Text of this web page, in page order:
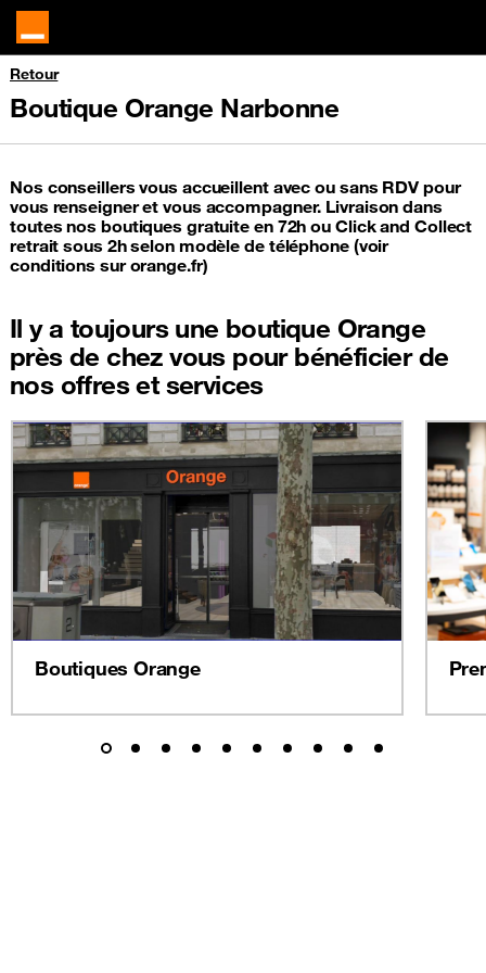
Retour
Boutique Orange Narbonne
Nos conseillers vous accueillent avec ou sans RDV pour
vous renseigner et vous accompagner. Livraison dans
toutes nos boutiques gratuite en 72h ou Click and Collect
retrait sous 2h selon modèle de téléphone (voir
conditions sur orange.fr)
Il y a toujours une boutique Orange
près de chez vous pour bénéficier de
nos offres et services
Boutiques Orange